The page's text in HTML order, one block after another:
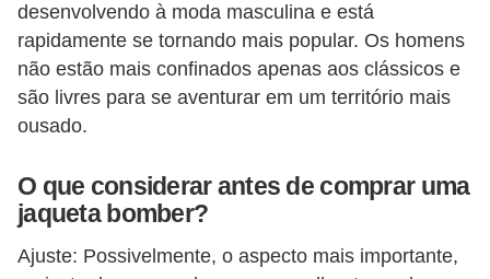
desenvolvendo à moda masculina e está
rapidamente se tornando mais popular. Os homens
não estão mais confinados apenas aos clássicos e
são livres para se aventurar em um território mais
ousado.
O que considerar antes de comprar uma
jaqueta bomber?
Ajuste: Possivelmente, o aspecto mais importante,